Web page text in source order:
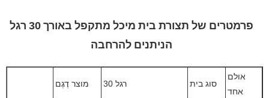
פרמטרים של תצורת בית מיכל מתקפל באורך 30 רגל
הניתנים להרחבה
מוצר דֶגֶם 30 רגל סוג בית
אולם
אחד